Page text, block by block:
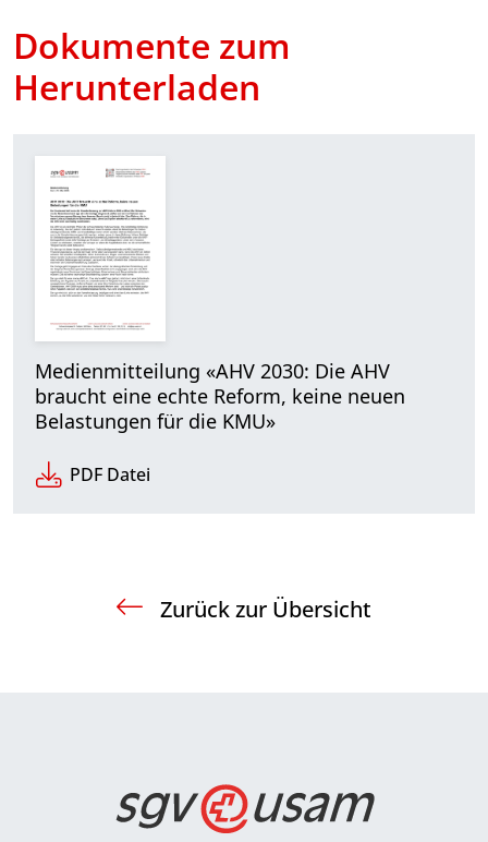
Dokumente zum
Herunterladen
Medienmitteilung «AHV 2030: Die AHV
braucht eine echte Reform, keine neuen
Belastungen für die KMU»
PDF Datei
Zurück zur Übersicht